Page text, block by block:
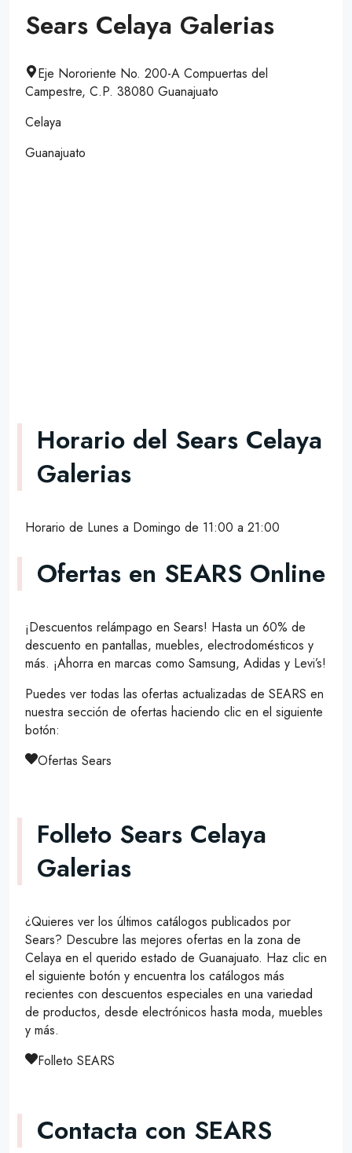
Sears Celaya Galerias
Eje Nororiente No. 200-A Compuertas del
Campestre, C.P. 38080 Guanajuato
Celaya
Guanajuato
Horario del Sears Celaya
Galerias
Horario de Lunes a Domingo de 11:00 a 21:00
Ofertas en SEARS Online
¡Descuentos relámpago en Sears! Hasta un 60% de
descuento en pantallas, muebles, electrodomésticos y
más. ¡Ahorra en marcas como Samsung, Adidas y Levi’s!
Puedes ver todas las ofertas actualizadas de SEARS en
nuestra sección de ofertas haciendo clic en el siguiente
botón:
Ofertas Sears
Folleto Sears Celaya
Galerias
¿Quieres ver los últimos catálogos publicados por
Sears? Descubre las mejores ofertas en la zona de
Celaya en el querido estado de Guanajuato. Haz clic en
el siguiente botón y encuentra los catálogos más
recientes con descuentos especiales en una variedad
de productos, desde electrónicos hasta moda, muebles
y más.
Folleto SEARS
Contacta con SEARS